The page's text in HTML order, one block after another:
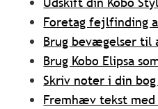
Foretag fejlfinding
Brug bevægelser til
Brug Kobo Elipsa
Skriv noter i din
Fremhæv tekst med